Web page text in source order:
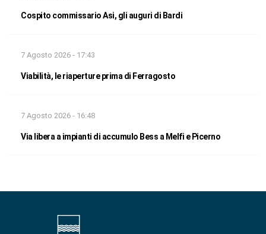
Cospito commissario Asi, gli auguri di Bardi
7 Agosto 2026 - 17:43
Viabilità, le riaperture prima di Ferragosto
7 Agosto 2026 - 16:48
Via libera a impianti di accumulo Bess a Melfi e Picerno